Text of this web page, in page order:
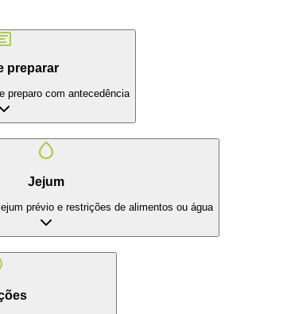
preparar
preparo com antecedência
Jejum
prévio e restrições de alimentos ou água